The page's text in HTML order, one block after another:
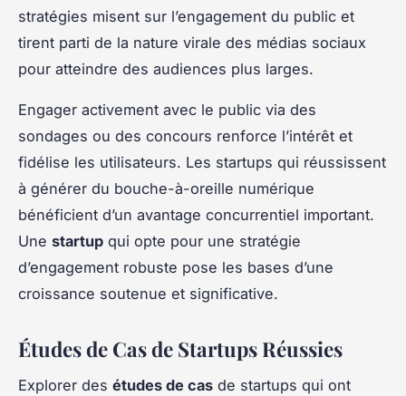
stratégies misent sur l’engagement du public et
tirent parti de la nature virale des médias sociaux
pour atteindre des audiences plus larges.
Engager activement avec le public via des
sondages ou des concours renforce l’intérêt et
fidélise les utilisateurs. Les startups qui réussissent
à générer du bouche-à-oreille numérique
bénéficient d’un avantage concurrentiel important.
Une startup qui opte pour une stratégie
d’engagement robuste pose les bases d’une
croissance soutenue et significative.
Études de Cas de Startups Réussies
Explorer des études de cas de startups qui ont